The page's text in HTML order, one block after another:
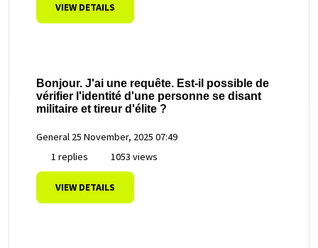
VIEW DETAILS
Bonjour. J'ai une requête. Est-il possible de
vérifier l'identité d'une personne se disant
militaire et tireur d'élite ?
General 25 November, 2025 07:49
1 replies
1053 views
VIEW DETAILS